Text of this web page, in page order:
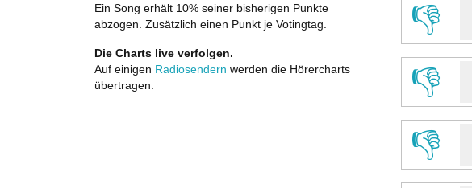
👎
👎
👎
Ein Song erhält 10% seiner bisherigen Punkte
abzogen. Zusätzlich einen Punkt je Votingtag.
Die Charts live verfolgen.
Auf einigen Radiosendern werden die Hörercharts
übertragen.